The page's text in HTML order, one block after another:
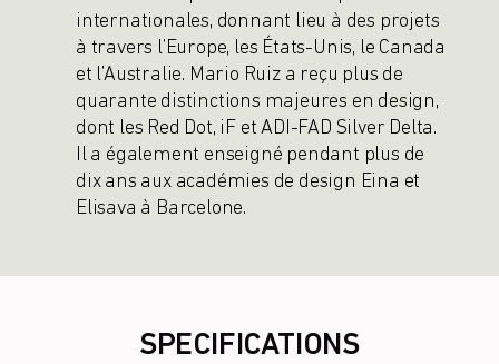
internationales, donnant lieu à des projets
à travers l’Europe, les États-Unis, le Canada
et l’Australie. Mario Ruiz a reçu plus de
quarante distinctions majeures en design,
dont les Red Dot, iF et ADI-FAD Silver Delta.
Il a également enseigné pendant plus de
dix ans aux académies de design Eina et
Elisava à Barcelone.
SPECIFICATIONS